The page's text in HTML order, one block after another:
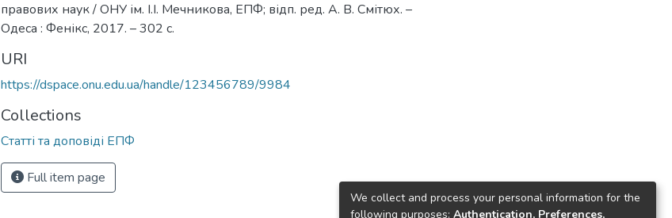
правових наук / ОНУ ім. І.І. Мечникова, ЕПФ; відп. ред. А. В. Смітюх. –
Одеса : Фенікс, 2017. – 302 с.
URI
https://dspace.onu.edu.ua/handle/123456789/9984
Collections
Статті та доповіді ЕПФ
Full item page
We collect and process your personal information for the
following purposes: Authentication, Preferences,